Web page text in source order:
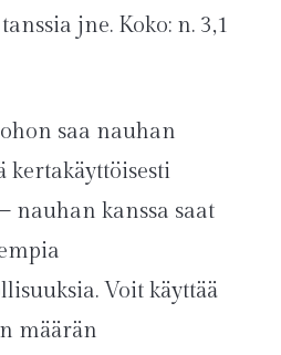
jne. Koko: n. 3,1
saa nauhan
kertakäyttöisesti
nauhan kanssa saat
Voit käyttää
määrän